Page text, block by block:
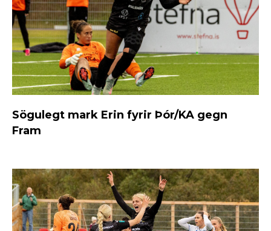
Sögulegt mark Erin fyrir Þór/KA gegn
Fram